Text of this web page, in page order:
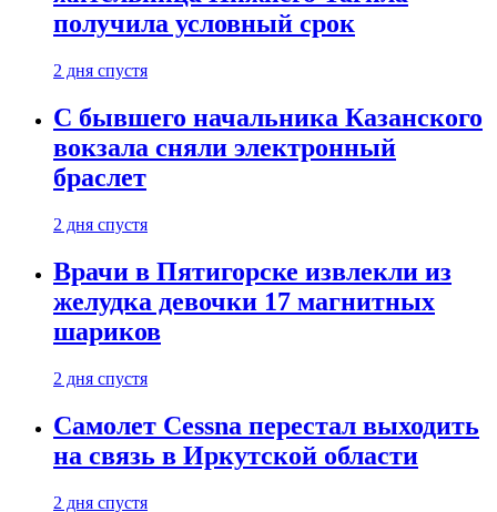
получила условный срок
2 дня спустя
С бывшего начальника Казанского
вокзала сняли электронный
браслет
2 дня спустя
Врачи в Пятигорске извлекли из
желудка девочки 17 магнитных
шариков
2 дня спустя
Самолет Cessna перестал выходить
на связь в Иркутской области
2 дня спустя